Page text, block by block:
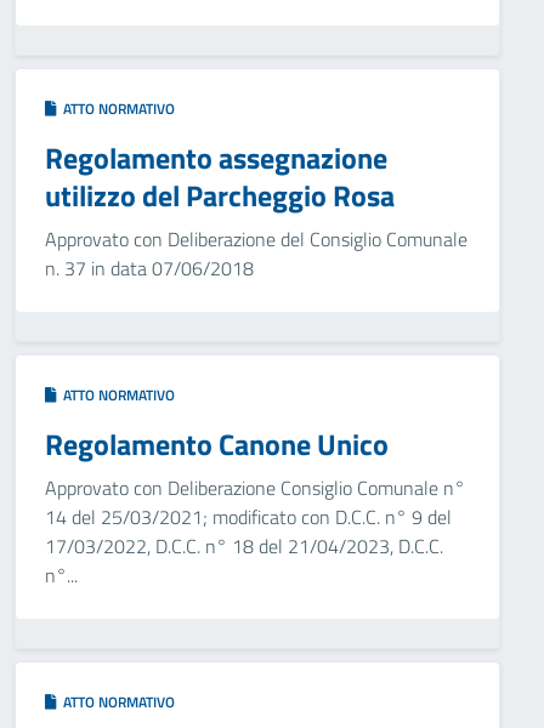
ATTO NORMATIVO
Regolamento assegnazione
utilizzo del Parcheggio Rosa
Approvato con Deliberazione del Consiglio Comunale
n. 37 in data 07/06/2018
ATTO NORMATIVO
Regolamento Canone Unico
Approvato con Deliberazione Consiglio Comunale n°
14 del 25/03/2021; modificato con D.C.C. n° 9 del
17/03/2022, D.C.C. n° 18 del 21/04/2023, D.C.C.
n°...
ATTO NORMATIVO